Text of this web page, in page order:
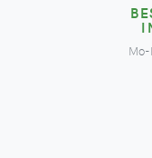
Mo-